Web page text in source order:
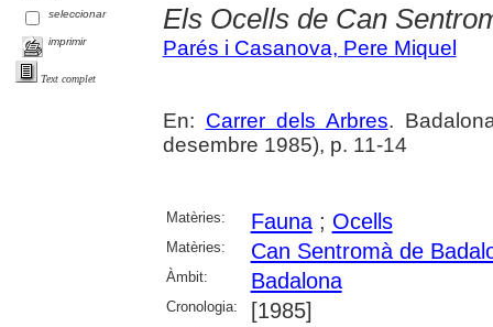
seleccionar
imprimir
Text complet
Els Ocells de Can
Parés i Casanova, Pere Miquel
En: Carrer dels Arbres.
desembre 1985), p. 11-14
Matèries: Fauna; Ocells
Matèries: Can Sentromà de
Àmbit: Badalona
Cronologia: [1985]